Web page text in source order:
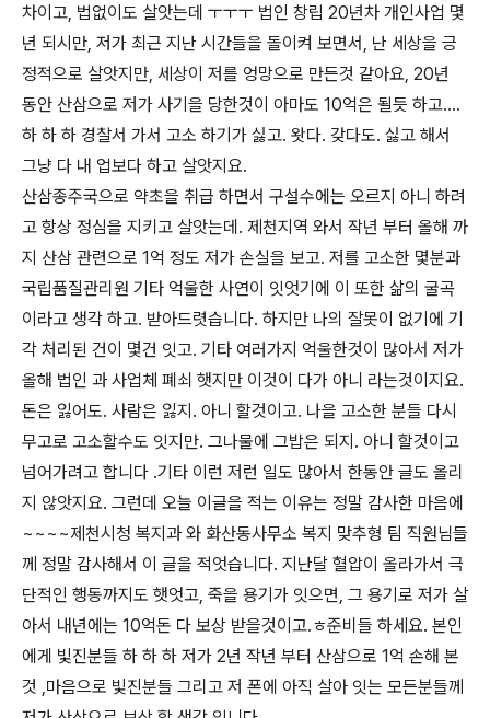
차이고, 법없이도 살앗는데 ㅜㅜㅜ 법인 창립 20년차 개인사업 몇
년 되시만, 저가 최근 지난 시간들을 돌이켜 보면서, 난 세상을 긍
정적으로 살앗지만, 세상이 저를 엉망으로 만든것 같아요, 20년
동안 산삼으로 저가 사기을 당한것이 아마도 10억은 될듯 하고....
하 하 하 경찰서 가서 고소 하기가 싫고. 왓다. 갖다도. 싫고 해서
그냥 다 내 업보다 하고 살앗지요.
산삼종주국으로 약초을 취급 하면서 구설수에는 오르지 아니 하려
고 항상 정심을 지키고 살앗는데. 제천지역 와서 작년 부터 올해 까
지 산삼 관련으로 1억 정도 저가 손실을 보고. 저를 고소한 몇분과
국립품질관리원 기타 억울한 사연이 잇엇기에 이 또한 삶의 굴곡
이라고 생각 하고. 받아드렷습니다. 하지만 나의 잘못이 없기에 기
각 처리된 건이 몇건 잇고. 기타 여러가지 억울한것이 많아서 저가
올해 법인 과 사업체 폐쇠 햇지만 이것이 다가 아니 라는것이지요.
돈은 잃어도. 사람은 잃지. 아니 할것이고. 나을 고소한 분들 다시
무고로 고소할수도 잇지만. 그나물에 그밥은 되지. 아니 할것이고
넘어가려고 합니다 .기타 이런 저런 일도 많아서 한동안 글도 올리
지 않앗지요. 그런데 오늘 이글을 적는 이유는 정말 감사한 마음에
~~~~제천시청 복지과 와 화산동사무소 복지 맞추형 팀 직원님들
께 정말 감사해서 이 글을 적엇습니다. 지난달 혈압이 올라가서 극
단적인 행동까지도 햇엇고, 죽을 용기가 잇으면, 그 용기로 저가 살
아서 내년에는 10억돈 다 보상 받을것이고.ㅎ준비들 하세요. 본인
에게 빛진분들 하 하 하 저가 2년 작년 부터 산삼으로 1억 손해 본
것 ,마음으로 빛진분들 그리고 저 폰에 아직 살아 잇는 모든분들께